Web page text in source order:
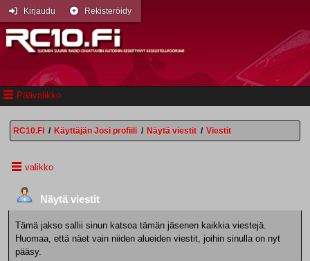
Päävalikko
Kirjaudu Rekisteröidy
RC10.FI / Käyttäjän Josi profiili / Näytä viestit / Viestit
valikko
Näytä viestit
Tämä jakso sallii sinun katsoa tämän jäsenen kaikkia viestejä.
Huomaa, että näet vain niiden alueiden viestit, joihin sinulla on nyt
pääsy.